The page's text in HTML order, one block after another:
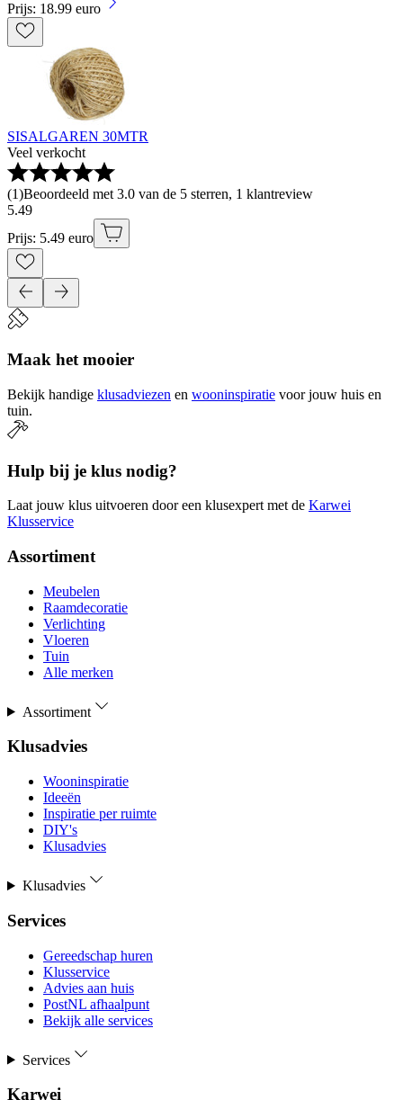
Prijs: 18.99 euro
SISALGAREN 30MTR
Veel verkocht
(1)Beoordeeld met 3.0 van de 5 sterren, 1 klantreview
5.49
Prijs: 5.49 euro
Maak het mooier
Bekijk handige klusadviezen en wooninspiratie voor jouw huis en
tuin.
Hulp bij je klus nodig?
Laat jouw klus uitvoeren door een klusexpert met de Karwei
Klusservice
Assortiment
Meubelen
Raamdecoratie
Verlichting
Vloeren
Tuin
Alle merken
Assortiment
Klusadvies
Wooninspiratie
Ideeën
Inspiratie per ruimte
DIY's
Klusadvies
Klusadvies
Services
Gereedschap huren
Klusservice
Advies aan huis
PostNL afhaalpunt
Bekijk alle services
Services
Karwei